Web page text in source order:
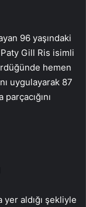
96 yaşındaki
Gill Ris isimli
hemen
uygulayarak 87
yer aldığı şekliyle